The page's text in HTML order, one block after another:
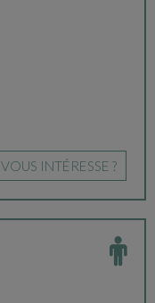
INTÉRESSE ?